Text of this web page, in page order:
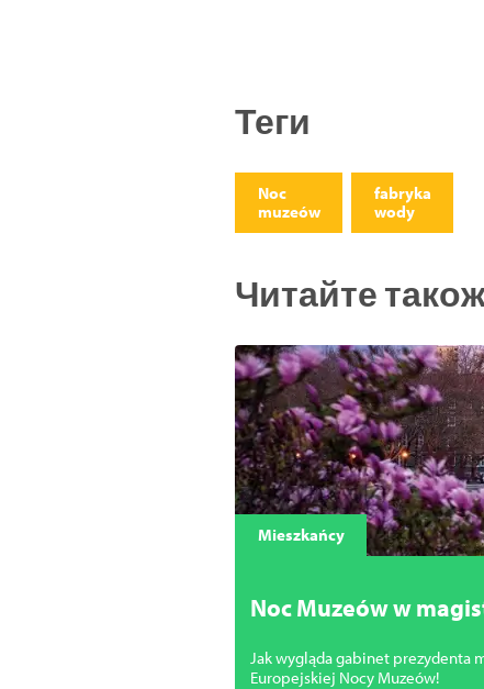
Теги
Noc
muzeów
fabryka
wody
Читайте
Mieszkańcy
Noc Muzeów w
Jak wygląda gabinet prezydenta
Europejskiej Nocy Muzeów!